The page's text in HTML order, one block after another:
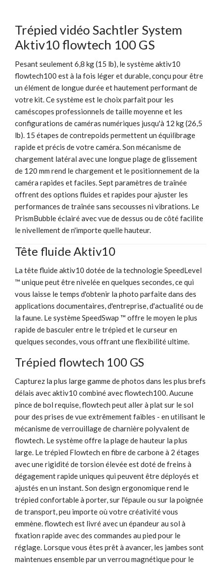
Trépied vidéo Sachtler System
Aktiv10 flowtech 100 GS
Pesant seulement 6,8 kg (15 lb), le système aktiv10
flowtech100 est à la fois léger et durable, conçu pour être
un élément de longue durée et hautement performant de
votre kit. Ce système est le choix parfait pour les
caméscopes professionnels de taille moyenne et les
configurations de caméras numériques jusqu'à 12 kg (26,5
lb). 15 étapes de contrepoids permettent un équilibrage
rapide et précis de votre caméra. Son mécanisme de
chargement latéral avec une longue plage de glissement
de 120 mm rend le chargement et le positionnement de la
caméra rapides et faciles. Sept paramètres de traînée
offrent des options fluides et rapides pour ajuster les
performances de traînée sans secousses ni vibrations. Le
PrismBubble éclairé avec vue de dessus ou de côté facilite
le nivellement de n'importe quelle hauteur.
Tête fluide Aktiv10
La tête fluide aktiv10 dotée de la technologie SpeedLevel
™ unique peut être nivelée en quelques secondes, ce qui
vous laisse le temps d'obtenir la photo parfaite dans des
applications documentaires, d'entreprise, d'actualité ou de
la faune. Le système SpeedSwap ™ offre le moyen le plus
rapide de basculer entre le trépied et le curseur en
quelques secondes, vous offrant une flexibilité ultime.
Trépied flowtech 100 GS
Capturez la plus large gamme de photos dans les plus brefs
délais avec aktiv10 combiné avec flowtech100. Aucune
pince de bol requise, flowtech peut aller à plat sur le sol
pour des prises de vue extrêmement faibles - en utilisant le
mécanisme de verrouillage de charnière polyvalent de
flowtech. Le système offre la plage de hauteur la plus
large. Le trépied Flowtech en fibre de carbone à 2 étages
avec une rigidité de torsion élevée est doté de freins à
dégagement rapide uniques qui peuvent être déployés et
ajustés en un instant. Son design ergonomique rend le
trépied confortable à porter, sur l'épaule ou sur la poignée
de transport, peu importe où votre créativité vous
emmène. flowtech est livré avec un épandeur au sol à
fixation rapide avec des commandes au pied pour le
réglage. Lorsque vous êtes prêt à avancer, les jambes sont
maintenues ensemble par un verrou magnétique pour le